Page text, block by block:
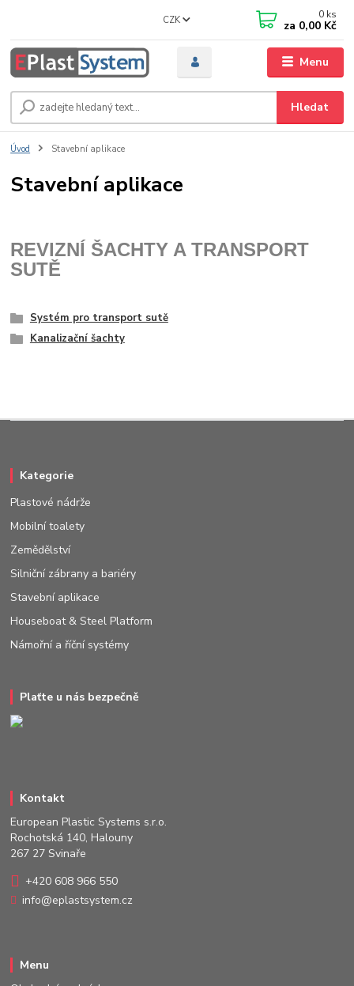
Menu
CZK
Hledat
0 ks
za 0,00 Kč
Úvod Stavební aplikace
Stavební aplikace
REVIZNÍ ŠACHTY A TRANSPORT
SUTĚ
Systém pro transport sutě
Kanalizační šachty
Kategorie
Plastové nádrže
Mobilní toalety
Zemědělství
Silniční zábrany a bariéry
Stavební aplikace
Houseboat & Steel Platform
Námořní a říční systémy
Plaťte u nás bezpečně
Kontakt
European Plastic Systems s.r.o.
Rochotská 140, Halouny
267 27 Svinaře
+420 608 966 550
info@eplastsystem.cz
Menu